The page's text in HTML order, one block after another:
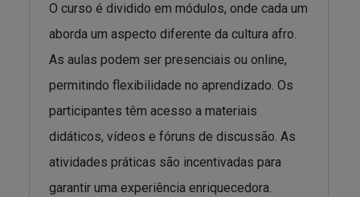
O curso é dividido em módulos, onde cada um
aborda um aspecto diferente da cultura afro.
As aulas podem ser presenciais ou online,
permitindo flexibilidade no aprendizado. Os
participantes têm acesso a materiais
didáticos, vídeos e fóruns de discussão. As
atividades práticas são incentivadas para
garantir uma experiência enriquecedora.